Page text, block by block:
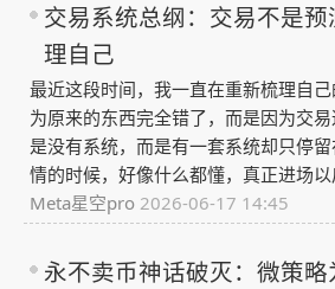
交易系统总纲：交易不是
理自己
最近这段时间，我一直在重新梳理自
为原来的东西完全错了，而是因为交
是没有系统，而是有一套系统却只停
情的时候，好像什么都懂，真正进场
Meta星空pro 2026-06-17 14:45
永不卖币神话破灭：微策